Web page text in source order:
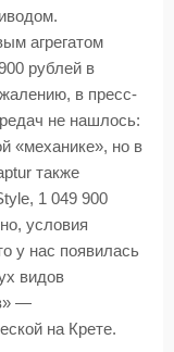
агрегатом
рублей в
в пресс-
не нашлось:
«механике», но в
также
1 049 900
условия
у нас появилась
видов
—
на Крете.